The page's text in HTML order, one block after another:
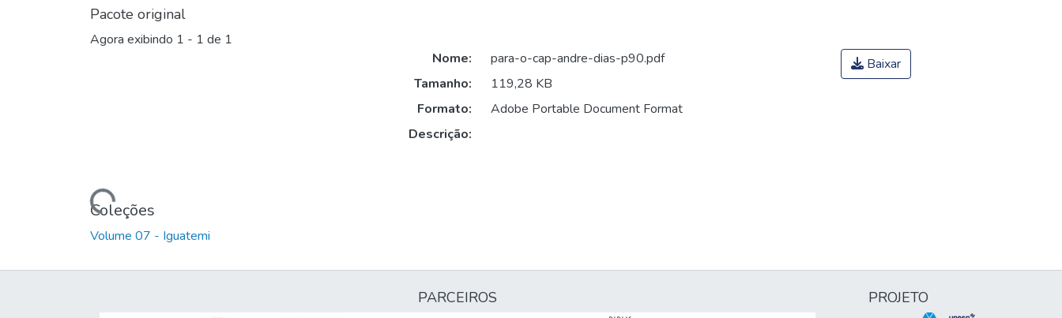
Pacote original
Agora exibindo 1 - 1 de 1
Carregando...
Nome:
para-o-cap-andre-dias-p90.pdf
Tamanho:
119,28 KB
Formato:
Adobe Portable Document Format
Descrição:
Baixar
Coleções
Volume 07 - Iguatemi
PARCEIROS PROJETO